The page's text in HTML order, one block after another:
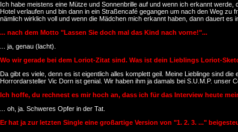
Ich habe meistens eine Mütze und Sonnenbrille auf und wenn ich erkannt
Hotel verlaufen und bin dann in ein Straßencafé gegangen um nach den Weg
nämlich wirklich voll und wenn die Mädchen mich erkannt haben, dann dauert es
... nach dem Motto "Lassen Sie doch mal das Kind nach vorne!"...
... ja, genau (lacht).
Wo wir gerade bei dem Loriot-Zitat sind. Was ist dein Lieblings Loriot-
Da gibt es viele, denn es ist eigentlich alles komplett geil. Meine Lieblinge sind
Horrordarsteller Vic Dorn ist genial. Wir haben ihm ja damals bei S.U.M.P. unser
Ich hoffe, du rechnest es mir hoch an, dass ich für das Interview heute
... oh, ja. Schweres Opfer in der Tat.
Er hat ja zur letzten Single eine großartige Version von "1. 2. 3. ..."